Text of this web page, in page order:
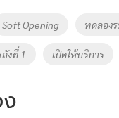
Soft Opening ทดลอง
งที่ 1 เปิดให้บริการ